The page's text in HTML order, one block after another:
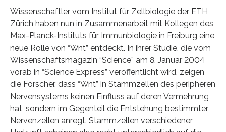
Wissenschaftler vom Institut für Zellbiologie der ETH
Zürich haben nun in Zusammenarbeit mit Kollegen des
Max-Planck-Instituts für Immunbiologie in Freiburg eine
neue Rolle von “Wnt” entdeckt. In ihrer Studie, die vom
Wissenschaftsmagazin “Science” am 8. Januar 2004
vorab in “Science Express” veröffentlicht wird, zeigen
die Forscher, dass “Wnt” in Stammzellen des peripheren
Nervensystems keinen Einfluss auf deren Vermehrung
hat, sondern im Gegenteil die Entstehung bestimmter
Nervenzellen anregt. Stammzellen verschiedener